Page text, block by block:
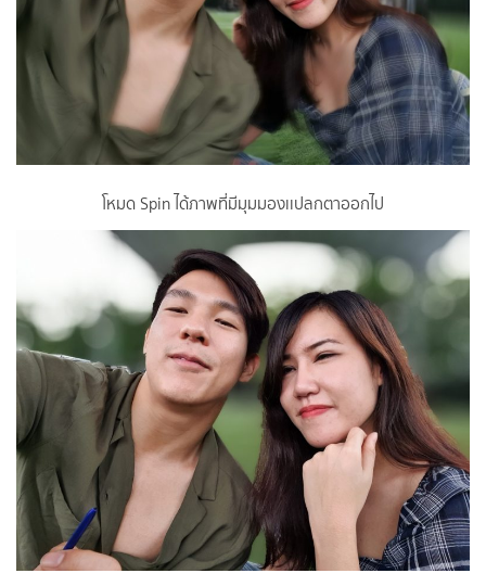
โหมด Spin ได้ภาพที่มีมุมมองเเปลกตาออกไป